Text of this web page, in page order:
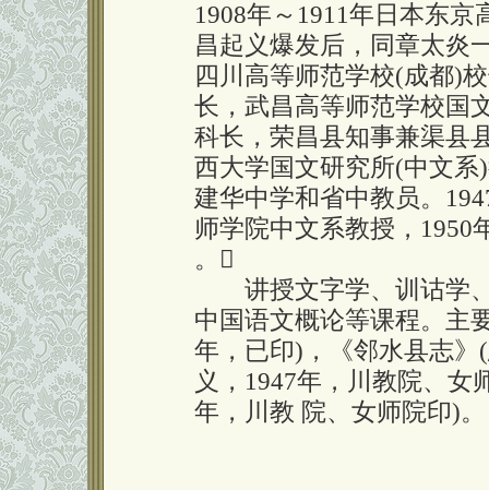
1908年～1911年日本东
昌起义爆发后，同章太炎
四川高等师范学校(成都)
长，武昌高等师范学校国
科长，荣昌县知事兼渠县
西大学国文研究所(中文系
建华中学和省中教员。
师学院中文系教授，1950
。
讲授文字学、训诂学、
中国语文概论等课程。主
年，已印)，《邻水县志
义，1947年，川教院、女
年，川教 院、女师院印)。